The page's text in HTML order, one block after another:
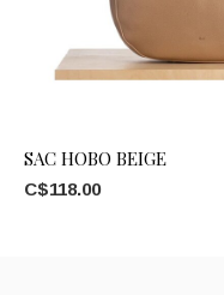
SAC HOBO BEIGE
C$118.00